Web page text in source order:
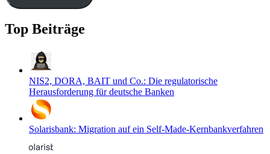
Top Beiträge
NIS2, DORA, BAIT und Co.: Die regulatorische
Herausforderung für deutsche Banken
Solarisbank: Migration auf ein Self-Made-Kernbankverfahren